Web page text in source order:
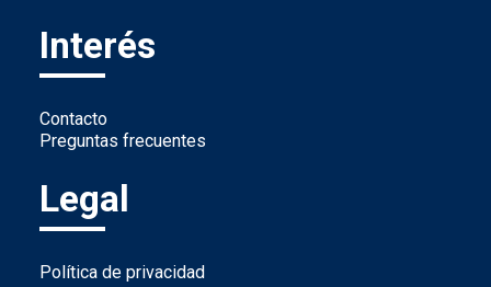
Interés
Contacto
Preguntas frecuentes
Legal
Política de privacidad